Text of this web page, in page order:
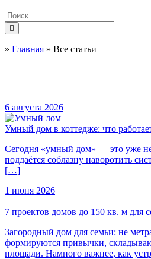
» Главная » Все статьи
6 августа 2026
Умный дом в коттедже: что
Сегодня «умный дом» — это уже не
поддаётся соблазну наворотить
[…]
1 июня 2026
7 проектов домов до 150 кв. м для
Загородный дом для семьи: не
формируются привычки,
площади. Намного важнее, как